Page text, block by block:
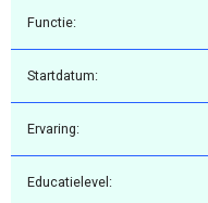
Functie:
Startdatum:
Ervaring:
Educatielevel: